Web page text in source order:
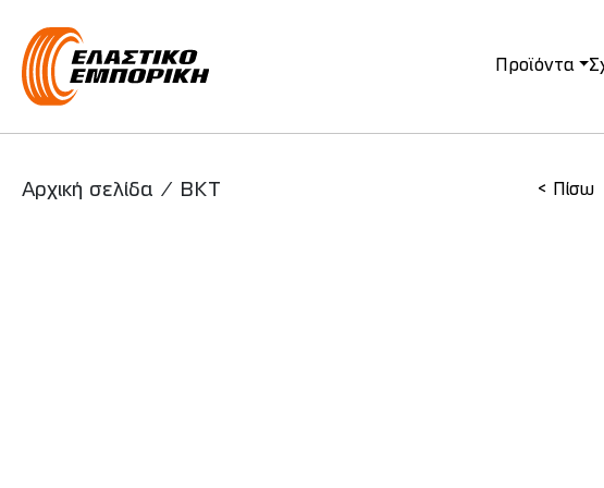
Main Navigation
Προϊόντα
Αρχική σελίδα / BKT < Πίσω